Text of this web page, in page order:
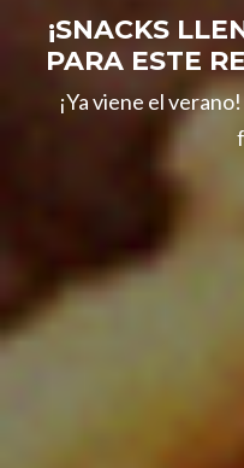
¡SNACKS
PARA ESTE
¡Ya viene el